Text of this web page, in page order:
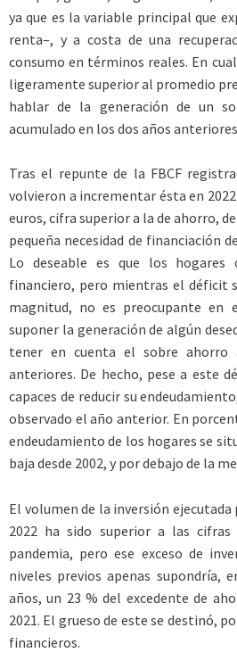
ya que es la variable principal que
renta–, y a costa de una
consumo en términos reales. En
ligeramente superior al promedio
hablar de la generación de un
acumulado en los dos años
Tras el repunte de la FBCF
volvieron a incrementar ésta en
euros, cifra superior a la de ahorro,
pequeña necesidad de financiación
Lo deseable es que los hogares
financiero, pero mientras el déficit
magnitud, no es preocupante en
suponer la generación de algún
tener en cuenta el sobre ahorro
anteriores. De hecho, pese a este
capaces de reducir su
observado el año anterior. En
endeudamiento de los hogares se
baja desde 2002, y por debajo de la
El volumen de la inversión ejecutada
2022 ha sido superior a las
pandemia, pero ese exceso de
niveles previos apenas supondría,
años, un 23 % del excedente de
2021. El grueso de este se destinó,
financieros.